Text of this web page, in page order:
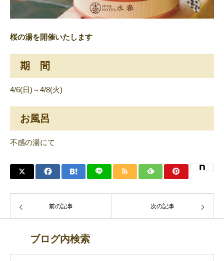
桜の湯を開催いたします
期 間
4/6(日)～4/8(火)
お風呂
不感の湯にて
前の記事 次の記事
ブログ内検索